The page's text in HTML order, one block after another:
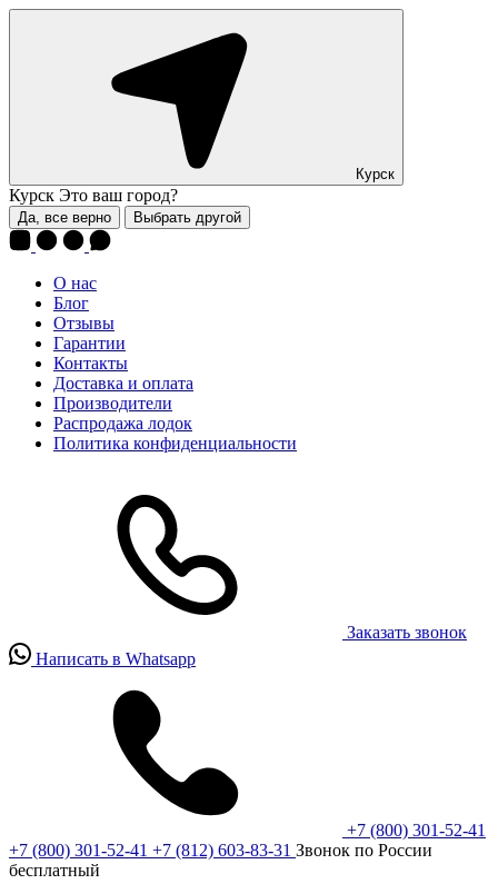
Курск
Курск Это ваш город?
Да, все верно Выбрать другой
О нас
Блог
Отзывы
Гарантии
Контакты
Доставка и оплата
Производители
Распродажа лодок
Политика конфиденциальности
Заказать звонок
Написать в Whatsapp
+7 (800) 301-52-41
+7 (800) 301-52-41 +7 (812) 603-83-31 Звонок по России
бесплатный